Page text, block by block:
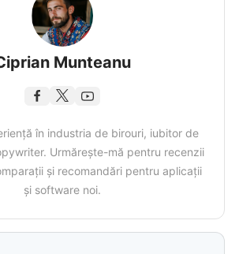
Munteanu
în industria de birouri, iubitor de
Urmărește-mă pentru recenzii
și recomandări pentru aplicații
și software noi.